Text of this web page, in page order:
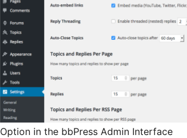
Option in the bbPress Admin Interface